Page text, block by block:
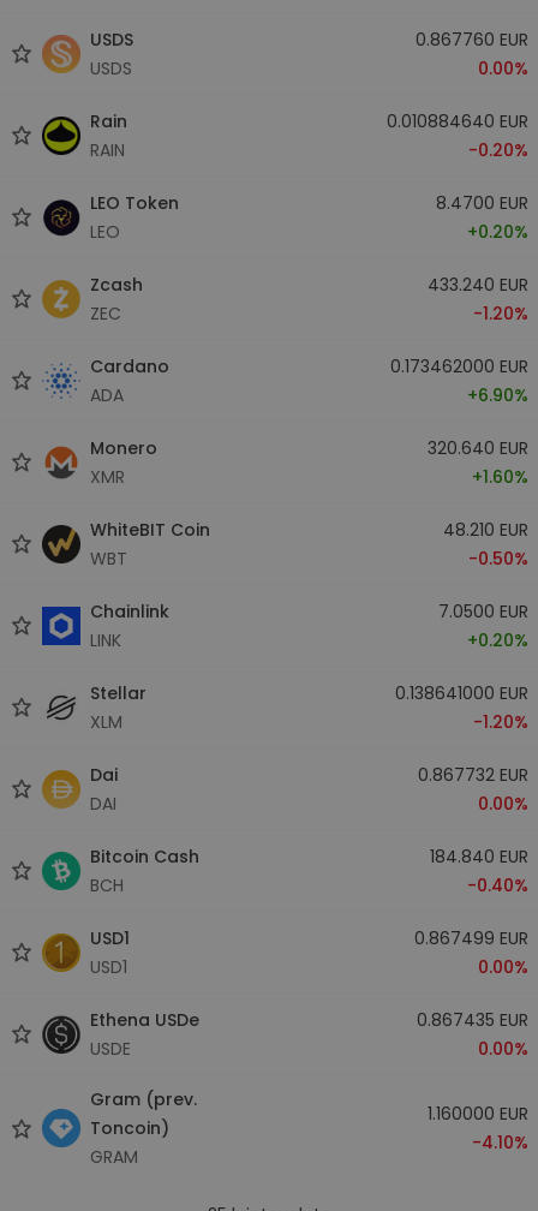
USDS
USDS
0.867760 EUR
0.00%
Rain
RAIN
0.010884640 EUR
-0.20%
LEO Token
LEO
8.4700 EUR
+0.20%
Zcash
ZEC
433.240 EUR
-1.20%
Cardano
ADA
0.173462000 EUR
+6.90%
Monero
XMR
320.640 EUR
+1.60%
WhiteBIT Coin
WBT
48.210 EUR
-0.50%
Chainlink
LINK
7.0500 EUR
+0.20%
Stellar
XLM
0.138641000 EUR
-1.20%
Dai
DAI
0.867732 EUR
0.00%
Bitcoin Cash
BCH
184.840 EUR
-0.40%
USD1
USD1
0.867499 EUR
0.00%
Ethena USDe
USDE
0.867435 EUR
0.00%
Gram (prev.
Toncoin)
GRAM
1.160000 EUR
-4.10%